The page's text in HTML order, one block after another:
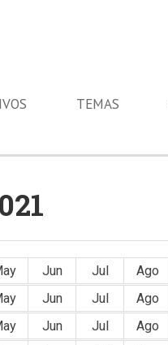
TEMAS
Jun Jul Ago
Jun Jul Ago
Jun Jul Ago